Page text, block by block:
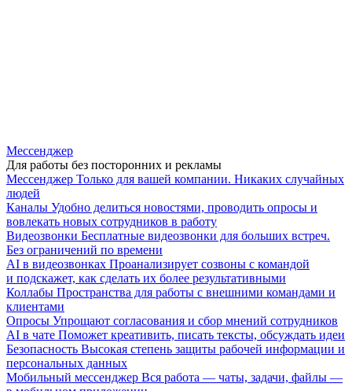
Мессенджер
Для работы без посторонних и рекламы
Мессенджер Только для вашей компании. Никаких случайных
людей
Каналы Удобно делиться новостями, проводить опросы и
вовлекать новых сотрудников в работу
Видеозвонки Бесплатные видеозвонки для больших встреч.
Без ограничений по времени
AI в видеозвонках Проанализирует созвоны с командой
и подскажет, как сделать их более результативными
Коллабы Пространства для работы с внешними командами и
клиентами
Опросы Упрощают согласования и сбор мнений сотрудников
AI в чате Поможет креативить, писать тексты, обсуждать идеи
Безопасность Высокая степень защиты рабочей информации и
персональных данных
Мобильный мессенджер Вся работа — чаты, задачи, файлы —